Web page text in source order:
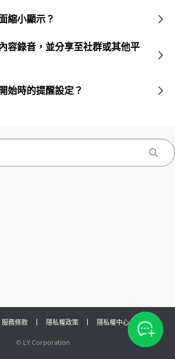
縮小顯示？
容錄音，並分享至社群或其他平
始時的提醒設定？
服務條款 隱私權政策 隱私權中心
© LY Corporation